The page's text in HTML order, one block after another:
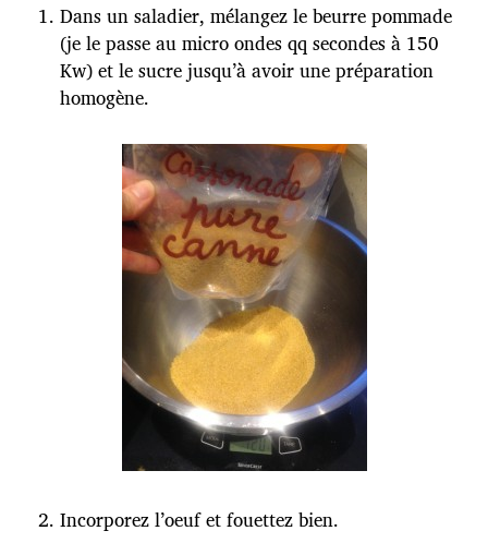
Dans un saladier, mélangez le beurre pommade
(je le passe au micro ondes qq secondes à 150
Kw) et le sucre jusqu’à avoir une préparation
homogène.
Incorporez l’oeuf et fouettez bien.